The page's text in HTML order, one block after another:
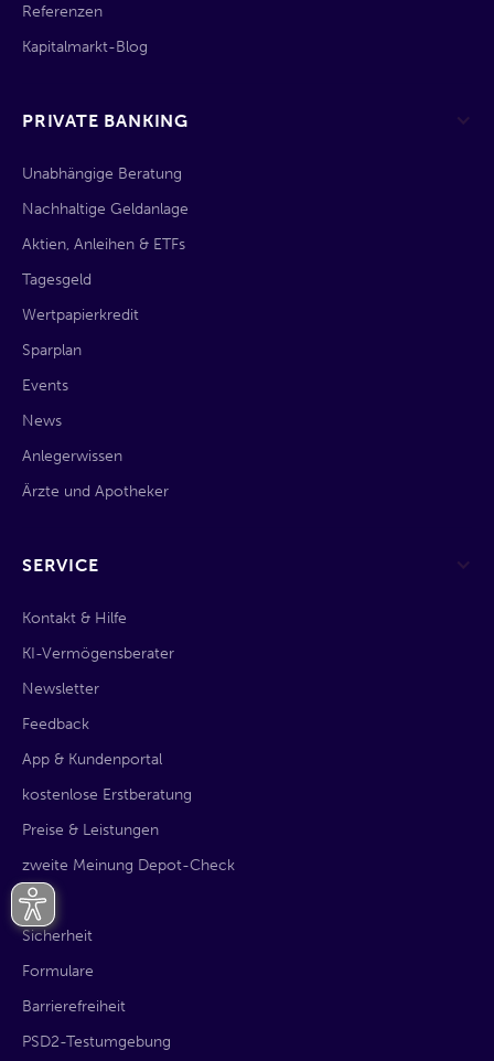
Referenzen
Kapitalmarkt-Blog
PRIVATE BANKING
Unabhängige Beratung
Nachhaltige Geldanlage
Aktien, Anleihen & ETFs
Tagesgeld
Wertpapierkredit
Sparplan
Events
News
Anlegerwissen
Ärzte und Apotheker
SERVICE
Kontakt & Hilfe
KI-Vermögensberater
Newsletter
Feedback
App & Kundenportal
kostenlose Erstberatung
Preise & Leistungen
zweite Meinung Depot-Check
AGB
Sicherheit
Formulare
Barrierefreiheit
PSD2-Testumgebung